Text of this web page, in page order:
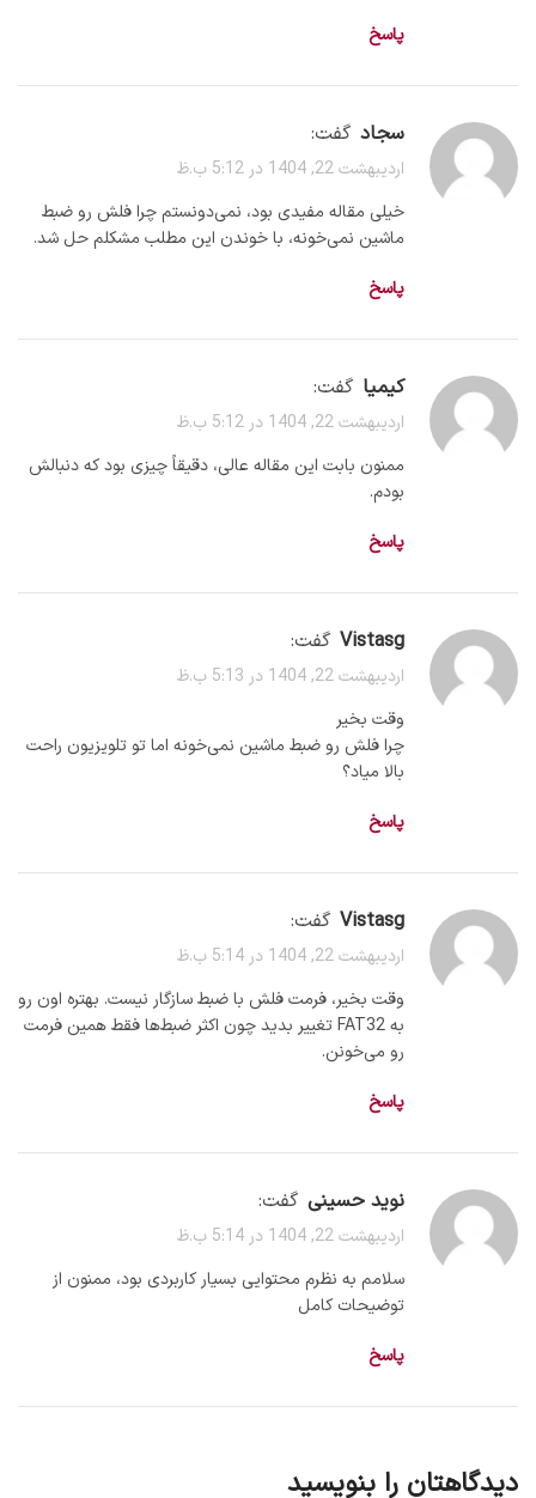
پاسخ
سجاد گفت:
اردیبهشت 22, 1404 در 5:12 ب.ظ
خیلی مقاله مفیدی بود، نمی‌دونستم چرا فلش رو ضبط
ماشین نمی‌خونه، با خوندن این مطلب مشکلم حل شد.
پاسخ
کیمیا گفت:
اردیبهشت 22, 1404 در 5:12 ب.ظ
ممنون بابت این مقاله عالی، دقیقاً چیزی بود که دنبالش
بودم.
پاسخ
vistasg گفت:
اردیبهشت 22, 1404 در 5:13 ب.ظ
وقت بخیر
چرا فلش رو ضبط ماشین نمی‌خونه اما تو تلویزیون راحت
بالا میاد؟
پاسخ
vistasg گفت:
اردیبهشت 22, 1404 در 5:14 ب.ظ
وقت بخیر، فرمت فلش با ضبط سازگار نیست. بهتره اون رو
به FAT32 تغییر بدید چون اکثر ضبط‌ها فقط همین فرمت
رو می‌خونن.
پاسخ
نوید حسینی گفت:
اردیبهشت 22, 1404 در 5:14 ب.ظ
سلامم به نظرم محتوایی بسیار کاربردی بود، ممنون از
توضیحات کامل
پاسخ
دیدگاهتان را بنویسید